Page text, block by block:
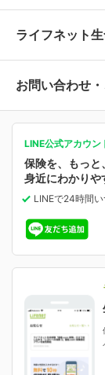
保険の基礎
人生のステ
保険ジャ
あなたの人
選ばれる理由・
ライフネ
ライフネッ
評判・口
ご契約者
申し込みガイド
ご契約の流れと
万が一に備
病気や手術
がん保険
がんに備える
女性保険
女性特有の
就業不能
就業不能状
認知症・
ご契約内容
お客さま情
保険料の支
中断したお
お申し込み
減額・解約
ご契約者さま向
保険金・給付金
ライフネット
ライフネット生
会社情報
業績・財務情報
保険金等の支払
採用情報
生命保険マニフ
ライフネット生
お問い合わせ
保険相談サービ
よくあるご質問
資料請求
LINE公式アカウン
保険を、もっと、
身近にわかりや
LINEで24時間